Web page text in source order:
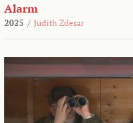
Alarm
2025 / Judith Zdesar